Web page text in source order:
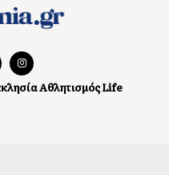
ΑθλητισμόςLife